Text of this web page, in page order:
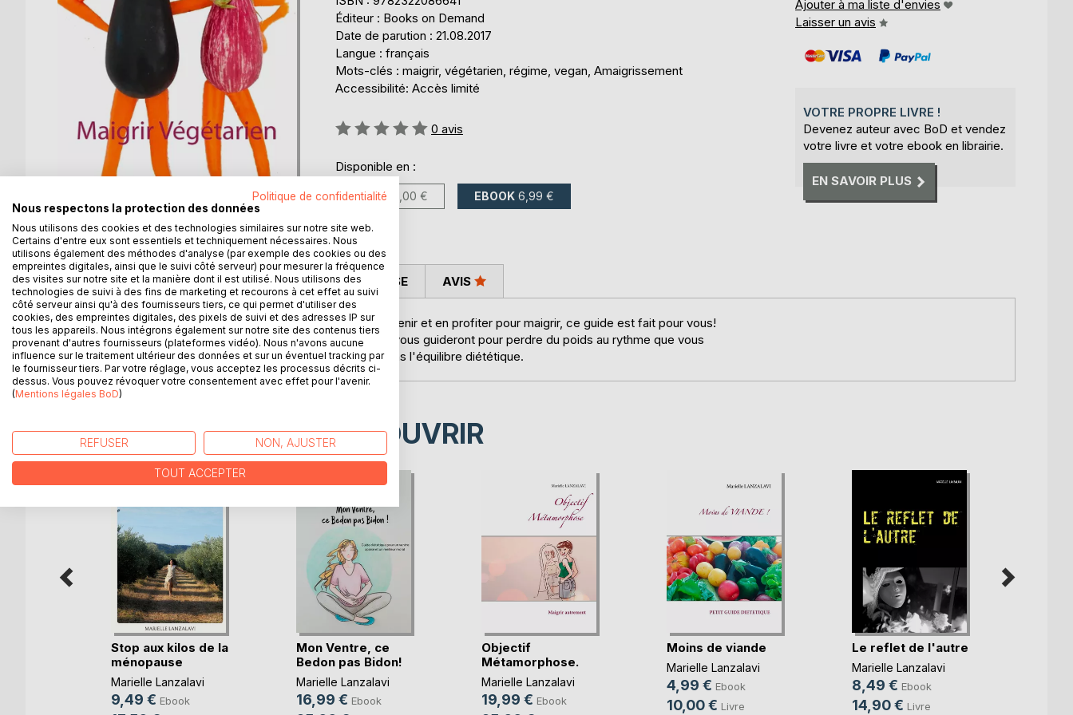
Éditeur : Books on Demand
Date de parution : 21.08.2017
Langue : français
Mots-clés : maigrir, végétarien, régime, vegan, Amaigrissement
Accessibilité: Accès limité
Évaluation:
0 avis
Disponible en :
LIVRE 10,00 € EBOOK 6,99 €
Ajouter à ma liste d'envies
Laisser un avis
VOTRE PROPRE LIVRE !
Devenez auteur avec BoD et vendez
votre livre et votre ebook en librairie.
EN SAVOIR PLUS
DESCRIPTION
Que vous soyez végétarien ou que vous souhaitiez le devenir et en profiter pour maigrir, ce guide est fait pour vous!
Des conseils, des menus et des recettes végétariennes vous guideront pour perdre du poids au rythme que vous
souhaitez: rapidement ou tranquillement mais toujours dans l'équilibre diététique.
AUTEUR(S) CRITIQUES PRESSE AVIS
D’AUTRES TITRES À DÉCOUVRIR
Stop aux kilos de la
ménopause
Marielle Lanzalavi
9,49 € Ebook
Mon Ventre, ce
Bedon pas Bidon!
Marielle Lanzalavi
16,99 € Ebook
Objectif
Métamorphose.
Marielle Lanzalavi
19,99 € Ebook
Moins de viande
Marielle Lanzalavi
4,99 € Ebook
10,00 € Livre
Le reflet de l'autre
Marielle Lanzalavi
8,49 € Ebook
14,90 € Livre
Politique de confidentialité
Nous respectons la protection des données
Nous utilisons des cookies et des technologies similaires sur notre site web.
Certains d'entre eux sont essentiels et techniquement nécessaires. Nous
utilisons également des méthodes d'analyse (par exemple des cookies ou des
empreintes digitales, ainsi que le suivi côté serveur) pour mesurer la fréquence
des visites sur notre site et la manière dont il est utilisé. Nous utilisons des
technologies de suivi à des fins de marketing et recourons à cet effet au suivi
côté serveur ainsi qu'à des fournisseurs tiers, ce qui permet d'utiliser des
cookies, des empreintes digitales, des pixels de suivi et des adresses IP sur
tous les appareils. Nous intégrons également sur notre site des contenus tiers
provenant d'autres fournisseurs (plateformes vidéo). Nous n'avons aucune
influence sur le traitement ultérieur des données et sur un éventuel tracking par
le fournisseur tiers. Par votre réglage, vous acceptez les processus décrits ci-
dessus. Vous pouvez révoquer votre consentement avec effet pour l'avenir.
(Mentions légales BoD)
REFUSER NON, AJUSTER
TOUT ACCEPTER